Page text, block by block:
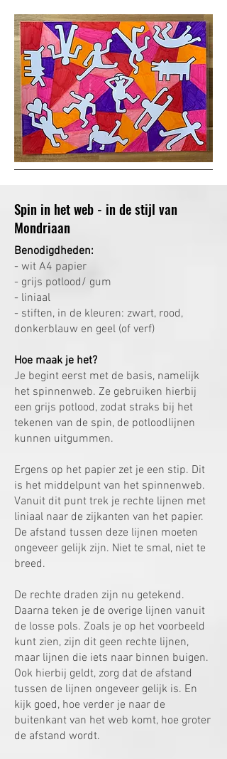
Spin in het web - in de stijl van
Mondriaan
Benodigdheden:
- wit A4 papier
- grijs potlood/ gum
- liniaal
- stiften, in de kleuren: zwart, rood,
donkerblauw en geel (of verf)
Hoe maak je het?
Je begint eerst met de basis, namelijk
het spinnenweb. Ze gebruiken hierbij
een grijs potlood, zodat straks bij het
tekenen van de spin, de potloodlijnen
kunnen uitgummen.
Ergens op het papier zet je een stip. Dit
is het middelpunt van het spinnenweb.
Vanuit dit punt trek je rechte lijnen met
liniaal naar de zijkanten van het papier.
De afstand tussen deze lijnen moeten
ongeveer gelijk zijn. Niet te smal, niet te
breed.
De rechte draden zijn nu getekend.
Daarna teken je de overige lijnen vanuit
de losse pols. Zoals je op het voorbeeld
kunt zien, zijn dit geen rechte lijnen,
maar lijnen die iets naar binnen buigen.
Ook hierbij geldt, zorg dat de afstand
tussen de lijnen ongeveer gelijk is. En
kijk goed, hoe verder je naar de
buitenkant van het web komt, hoe groter
de afstand wordt.